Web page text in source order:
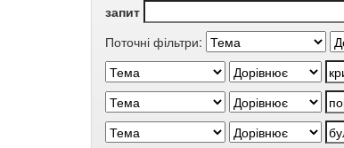
запит
Поточні фільтри: